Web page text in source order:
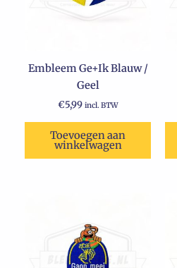
Embleem Ge+Ik Blauw /
Geel
€5,99 incl. BTW
Toevoegen aan
winkelwagen